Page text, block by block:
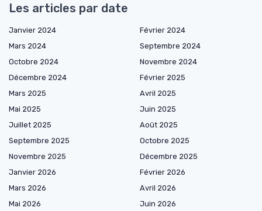
Les articles par date
Janvier 2024
Février 2024
Mars 2024
Septembre 2024
Octobre 2024
Novembre 2024
Décembre 2024
Février 2025
Mars 2025
Avril 2025
Mai 2025
Juin 2025
Juillet 2025
Août 2025
Septembre 2025
Octobre 2025
Novembre 2025
Décembre 2025
Janvier 2026
Février 2026
Mars 2026
Avril 2026
Mai 2026
Juin 2026